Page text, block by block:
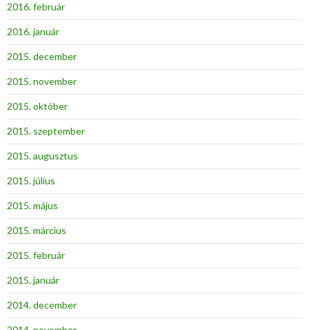
2016. február
2016. január
2015. december
2015. november
2015. október
2015. szeptember
2015. augusztus
2015. július
2015. május
2015. március
2015. február
2015. január
2014. december